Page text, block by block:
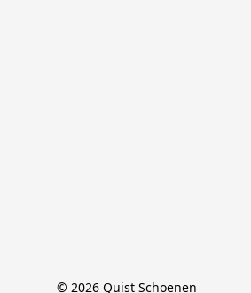
© 2026 Quist Schoenen